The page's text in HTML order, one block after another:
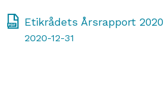
Etikrådets Årsrapport 2020
2020-12-31